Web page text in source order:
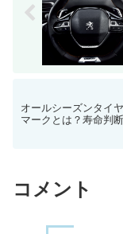
オールシーズンタイ
マークとは？寿命判
コメント